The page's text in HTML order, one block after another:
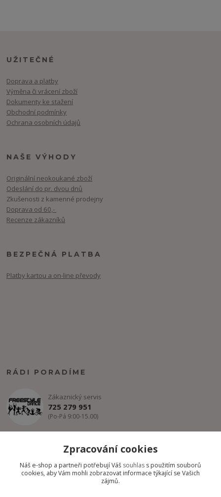
UŽITEČNÉ
Doprava a platby
Výměna či vrácení zboží
Dokumenty ke stažení
Obchodní podmínky
Ochrana osobních údajů
NAŠE VÝHODY
Originální neokoukané zboží
Odeslání do pr. dvou dnů
Zkušenosti z kamenné prodejny
Doprava od 60,-
Recenze zákazníků
BEZPEČNÁ PLATBA
Platby kartou a on-line převody
RÁDI PORADÍME
Zákaznický servis
725 279 951
(Po-Pá 9:00-15.00)
Zpracování cookies
Náš e-shop a partneři potřebují Váš souhlas s použitím souborů
cookies, aby Vám mohli zobrazovat informace týkající se Vašich
zájmů.